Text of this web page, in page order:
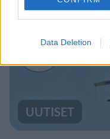
Data Deletion
5
UUTISET